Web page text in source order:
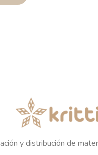
y distribución de